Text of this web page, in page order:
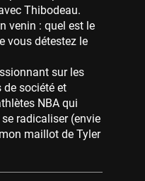
Hornets
Rockets
Wizards
Thibodeau.
venin : quel est le
vous détestez le
sur les
de société et
NBA qui
radicaliser (envie
maillot de Tyler